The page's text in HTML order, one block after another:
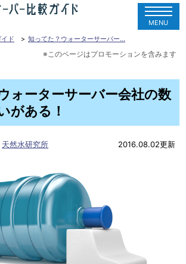
MENU
ド
知ってた？ウォーターサーバー…
ォーターサーバー会社の数
がある！
天然水研究所 2016.08.02更新